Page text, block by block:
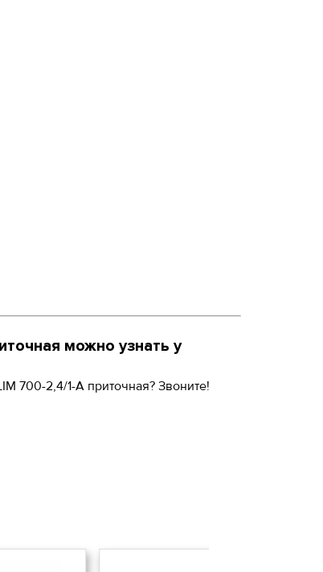
можно узнать у
700-2,4/1-А приточная? Звоните!